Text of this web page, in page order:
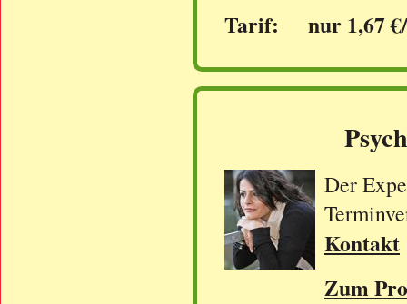
Tarif: nur 1,67
Der
Kontakt
Zum